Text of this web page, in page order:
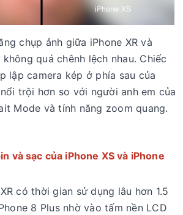
chụp ảnh giữa iPhone XR và
quá chênh lệch nhau. Chiếc
lập camera kép ở phía sau của
trội hơn so với người anh em của
Mode và tính năng zoom quang.
và sạc của iPhone XS và iPhone
có thời gian sử dụng lâu hơn 1.5
8 Plus nhờ vào tấm nền LCD